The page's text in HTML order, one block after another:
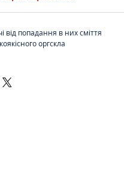
від попадання в них сміття
оргскла